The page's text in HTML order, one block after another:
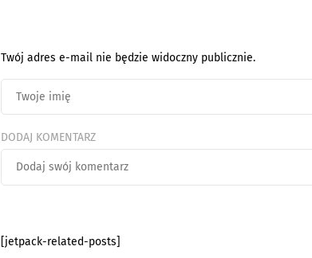
Twój adres e-mail nie będzie widoczny publicznie.
DODAJ KOMENTARZ
[jetpack-related-posts]